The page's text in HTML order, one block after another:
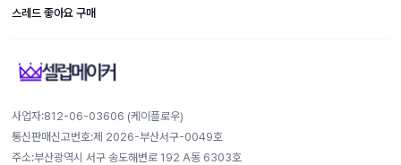
스레드 좋아요 구매
사업자:812-​06-​03606 (케이플로우)
통신판매신고번호:제 2026-부산서구-0049호
주소:부산광역시 서구 송도해변로 192 A동 6303호